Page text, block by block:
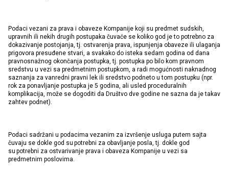
Podaci vezani za prava i obaveze Kompanije koji su predmet sudskih,
upravnih ili nekih drugih postupaka čuvaće se koliko god je to potrebno za
dokazivanje postojanja, tj. ostvarenja prava, ispunjenja obaveze ili ulaganja
prigovora presuđene stvari, a svakako do isteka sedam godina od dana
pravnosnažnog okončanja postupka, tj. postupka po bilo kom pravnom
sredstvu u vezi sa predmetnim postupkom, a radi mogućnosti naknadnog
saznanja za vanredni pravni lek ili sredstvo podneto u tom postupku (npr.
rok za ponavljanje postupka je 5 godina, ali usled proceduralnih
komplikacija, može se dogoditi da Društvo dve godine ne sazna da je takav
zahtev podnet).
Podaci sadržani u podacima vezanim za izvršenje usluga putem sajta
čuvaju se dokle god su potrebni za obavljanje posla, tj. dokle god
su potrebni za ostvarivanje prava i obaveza Kompanije u vezi sa
predmetnim poslovima.